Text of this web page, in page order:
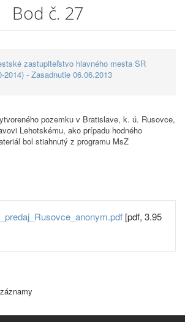
Bod č. 27
zastupiteľstvo hlavného mesta SR
2014) - Zasadnutie 06.06.2013
pozemku v Bratislave, k. ú. Rusovce,
Lehotskému, ako prípadu hodného
bol stiahnutý z programu MsZ
[pdf, 3.95